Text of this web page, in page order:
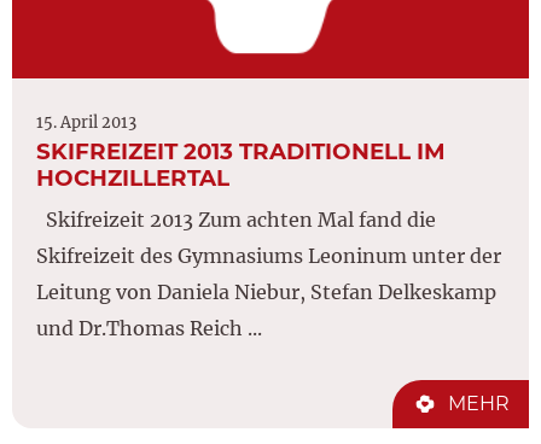
15. April 2013
SKIFREIZEIT 2013 TRADITIONELL IM
HOCHZILLERTAL
Skifreizeit 2013 Zum achten Mal fand die
Skifreizeit des Gymnasiums Leoninum unter der
Leitung von Daniela Niebur, Stefan Delkeskamp
und Dr.Thomas Reich ...
MEHR